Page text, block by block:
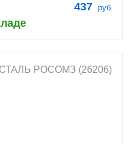
437 руб.
В КОРЗИНУ